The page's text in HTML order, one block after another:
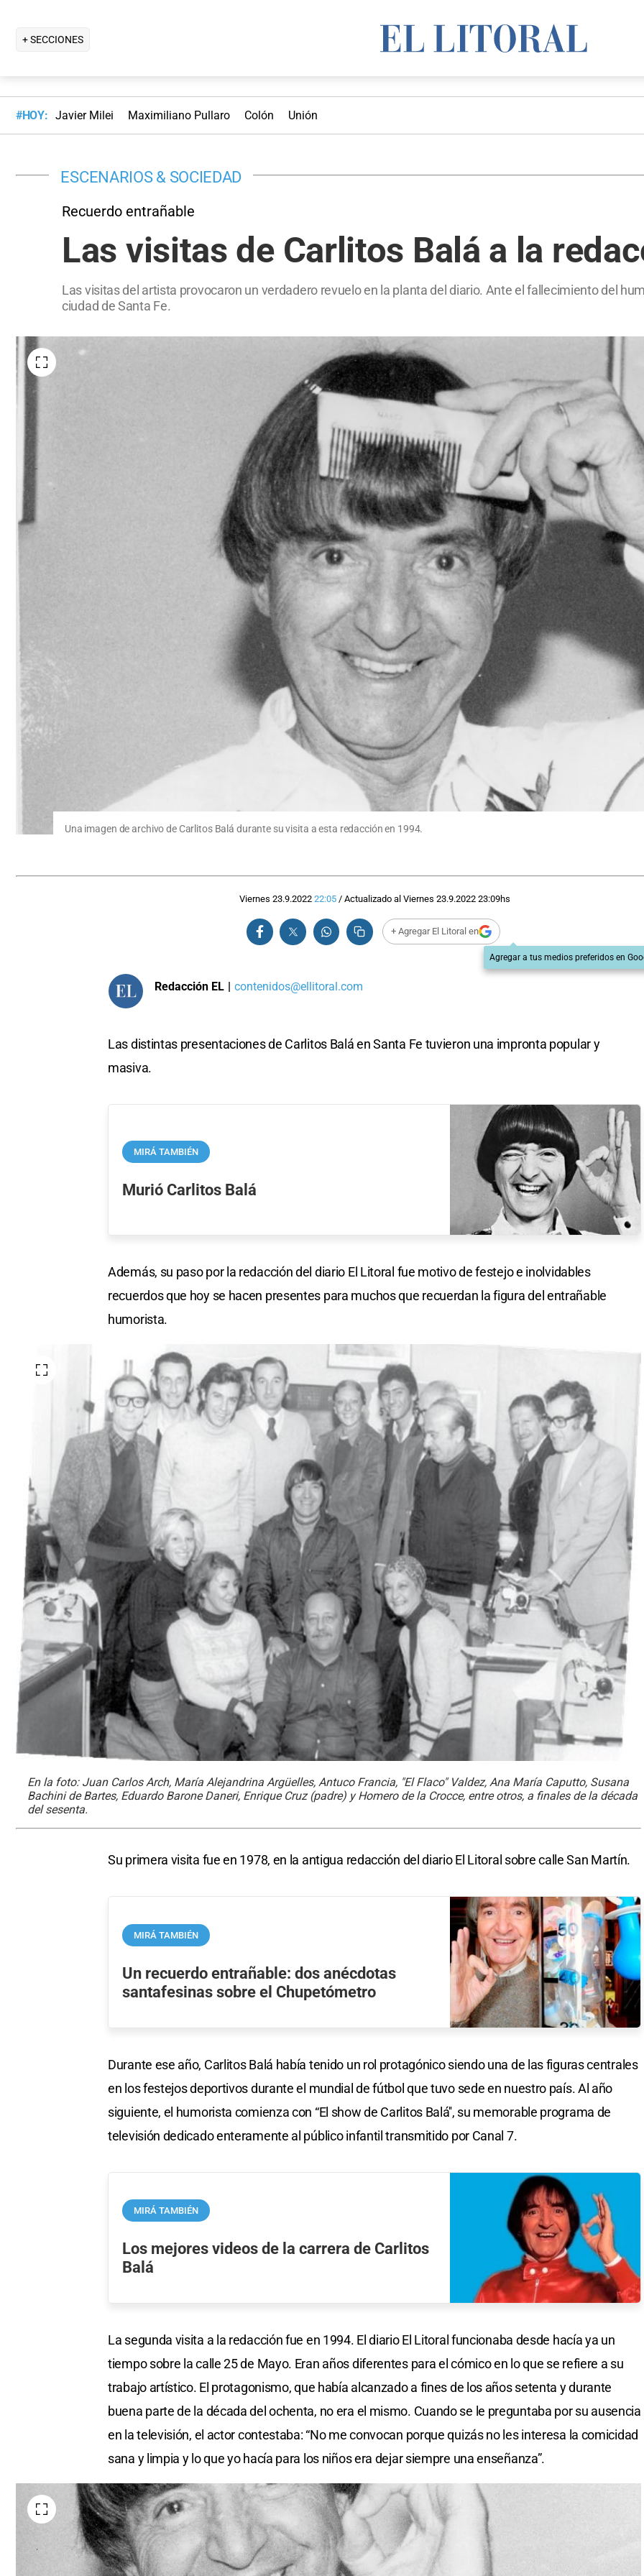
+ SECCIONES
#HOY: Javier Milei Maximiliano Pullaro Colón Unión
ESCENARIOS & SOCIEDAD
Recuerdo entrañable
Las visitas de Carlitos Balá a la
Las visitas del artista provocaron un verdadero revuelo en la planta del diario. Ante el fallecimiento del
ciudad de Santa Fe.
Una imagen de archivo de Carlitos Balá durante su visita a esta redacción en 1994.
Viernes 23.9.2022 22:05/ Actualizado al Viernes 23.9.2022 23:09hs
+ Agregar El Litoral en
Agregar a tus medios preferidos en
Redacción EL contenidos@ellitoral.com
Las distintas presentaciones de Carlitos Balá en Santa Fe tuvieron una impronta popular y
masiva.
MIRÁ TAMBIÉN
Murió Carlitos Balá
Además, su paso por la redacción del diario El Litoral fue motivo de festejo e inolvidables
recuerdos que hoy se hacen presentes para muchos que recuerdan la figura del entrañable
humorista.
En la foto: Juan Carlos Arch, María Alejandrina Argüelles, Antuco Francia, "El Flaco" Valdez, Ana María Caputto, Susana
Bachini de Bartes, Eduardo Barone Daneri, Enrique Cruz (padre) y Homero de la Crocce, entre otros, a finales de la década
del sesenta.
Su primera visita fue en 1978, en la antigua redacción del diario El Litoral sobre calle San Martín.
MIRÁ TAMBIÉN
Un recuerdo entrañable: dos anécdotas
santafesinas sobre el Chupetómetro
Durante ese año, Carlitos Balá había tenido un rol protagónico siendo una de las figuras centrales
en los festejos deportivos durante el mundial de fútbol que tuvo sede en nuestro país. Al año
siguiente, el humorista comienza con “El show de Carlitos Balá'', su memorable programa de
televisión dedicado enteramente al público infantil transmitido por Canal 7.
MIRÁ TAMBIÉN
Los mejores videos de la carrera de Carlitos
Balá
La segunda visita a la redacción fue en 1994. El diario El Litoral funcionaba desde hacía ya un
tiempo sobre la calle 25 de Mayo. Eran años diferentes para el cómico en lo que se refiere a su
trabajo artístico. El protagonismo, que había alcanzado a fines de los años setenta y durante
buena parte de la década del ochenta, no era el mismo. Cuando se le preguntaba por su ausencia
en la televisión, el actor contestaba: “No me convocan porque quizás no les interesa la comicidad
sana y limpia y lo que yo hacía para los niños era dejar siempre una enseñanza”.